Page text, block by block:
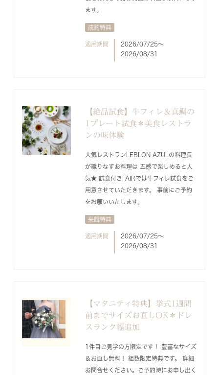
ます。
成約特典
適用期間
2026/07/25〜
2026/08/31
【絶品試食】牛フィレ＆真鯛の
1プレート試食＊美食レストラ
ンの味体験
人気レストランLEBLON AZULの料理長
が織りなすお料理は 五感で楽しめると人
気★ 試食付きFAIRでは牛フィレ試食をご
用意させていただきます。 事前にご予約
をお願いいたします。
来館特典
適用期間
2026/07/25〜
2026/08/31
【マタニティ特典】挙式1週間
前までサイズお直しOK＊ドレ
スランク幅追加
1件目ご見学の方限定です！ 豊富なサイズ
＆お直し無料！ 組数限定特典です。 詳細
お問合せください。ご予約時にお申し出く